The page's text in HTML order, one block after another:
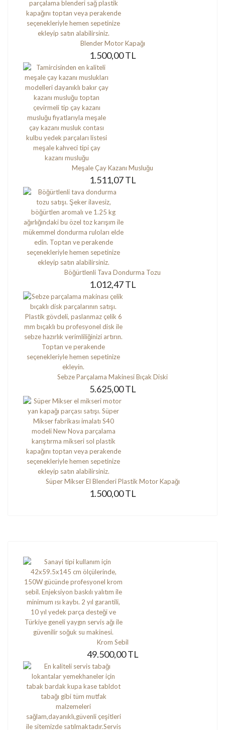
Blender Motor Kapağı
1.500,00 TL
Meşale Çay Kazanı Musluğu
1.511,07 TL
Böğürtlenli Tava Dondurma Tozu
1.012,47 TL
Sebze Parçalama Makinesi Bıçak Diski
5.625,00 TL
Süper Mikser El Blenderi Plastik Motor Kapağı
1.500,00 TL
Krom Sebil
49.500,00 TL